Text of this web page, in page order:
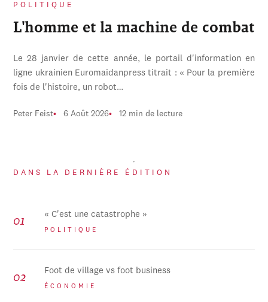
POLITIQUE
L'homme et la machine de combat
Le 28 janvier de cette année, le portail d'information en
ligne ukrainien Euromaidanpress titrait : « Pour la première
fois de l'histoire, un robot…
Peter Feist 6 Août 2026 12 min de lecture
DANS LA DERNIÈRE ÉDITION
« C'est une catastrophe »
POLITIQUE
Foot de village vs foot business
ÉCONOMIE